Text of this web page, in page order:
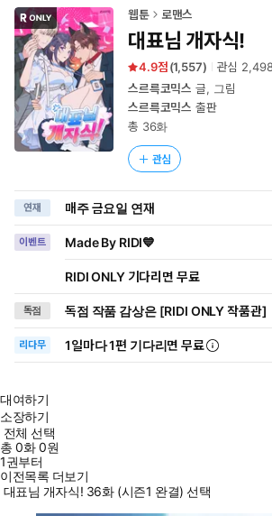
로
이
동
웹툰 로맨스
대표님 개자식!
4.9 (1,557) 관심
스르륵코믹스 글, 그림
스르륵코믹스 출판
총 36화
관심
연재 매주 금요일 연재
이벤트 Made By RIDI💙
RIDI ONLY 기다리면 무료
독점 독점 작품 감상은 [RIDI ONLY 작품관]
리다무 1일마다1편 기다리면 무료
대여하기
소장하기
전체 선택
총0화0원
1권부터
이전목록 더보기
대표님 개자식! 36화 (시즌1 완결) 선택